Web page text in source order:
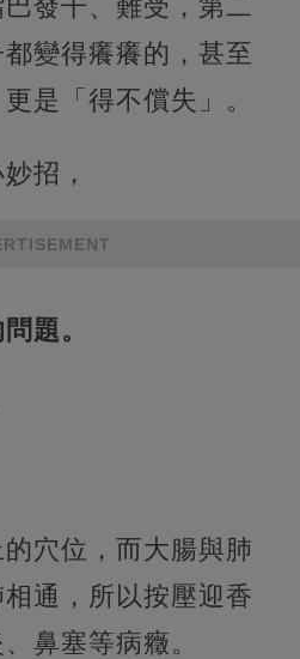
發干、難受，第二
變得癢癢的，甚至
是「得不償失」。
招，
題。
穴位，而大腸與肺
通，所以按壓迎香
鼻塞等病癥。